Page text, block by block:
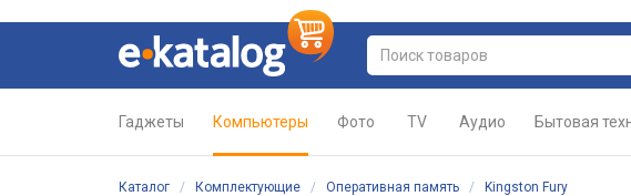
Гаджеты Компьютеры Фото TV Аудио Бытовая
Каталог / Комплектующие / Оперативная память / Kingston Fury